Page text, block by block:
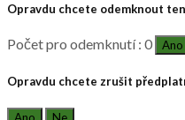
Opravdu chcete odemknout
Počet pro odemknutí : 0 Ano
Opravdu chcete zrušit